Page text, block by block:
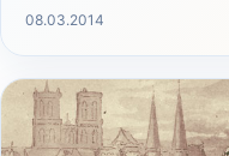
08.03.2014